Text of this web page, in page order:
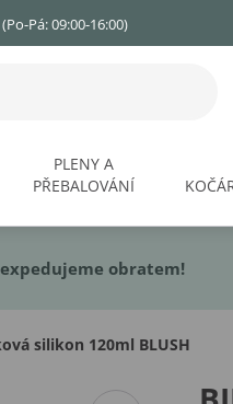
(Po-Pá: 09:00-16:00)
PLENY A
PŘEBALOVÁNÍ
obratem!
silikon 120ml BLUSH